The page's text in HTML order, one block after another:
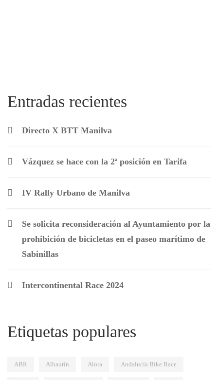
Entradas recientes
Directo X BTT Manilva
Vázquez se hace con la 2ª posición en Tarifa
IV Rally Urbano de Manilva
Se solicita reconsideración al Ayuntamiento por la
prohibición de bicicletas en el paseo marítimo de
Sabinillas
Intercontinental Race 2024
Etiquetas populares
ABR Alhaurín Alora Andalucía Bike Race